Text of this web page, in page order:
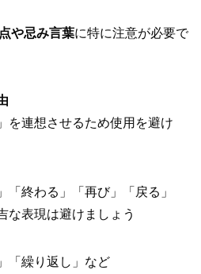
や忌み言葉に特に注意が必要で
を連想させるため使用を避け
「終わる」「再び」「戻る」
な表現は避けましょう
「繰り返し」など